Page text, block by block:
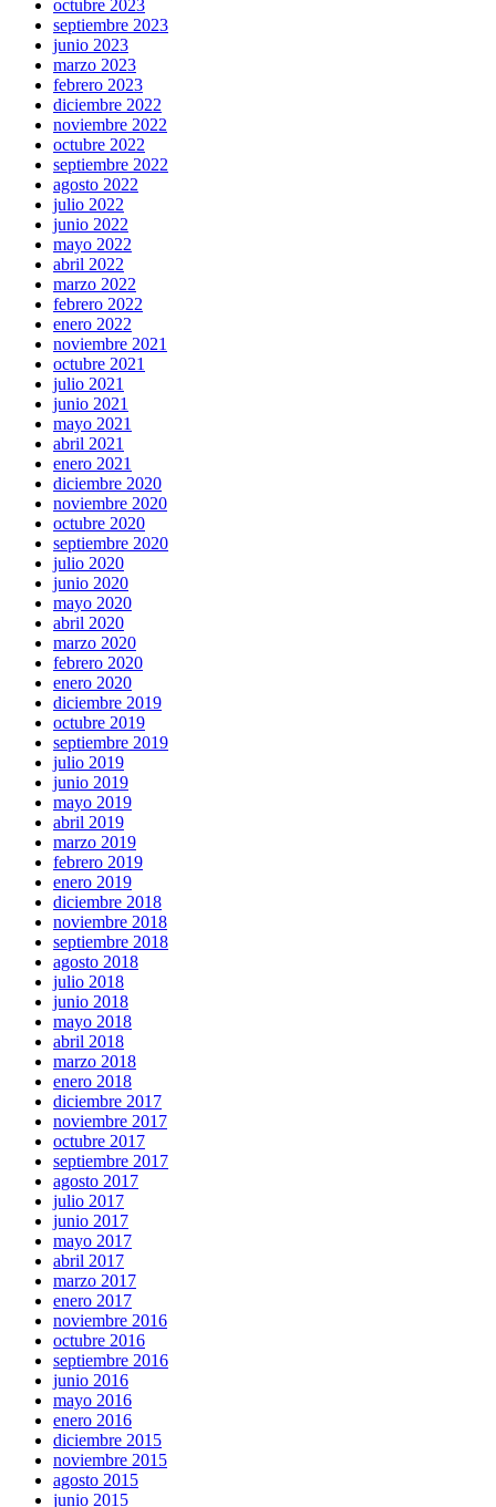
octubre 2023
septiembre 2023
junio 2023
marzo 2023
febrero 2023
diciembre 2022
noviembre 2022
octubre 2022
septiembre 2022
agosto 2022
julio 2022
junio 2022
mayo 2022
abril 2022
marzo 2022
febrero 2022
enero 2022
noviembre 2021
octubre 2021
julio 2021
junio 2021
mayo 2021
abril 2021
enero 2021
diciembre 2020
noviembre 2020
octubre 2020
septiembre 2020
julio 2020
junio 2020
mayo 2020
abril 2020
marzo 2020
febrero 2020
enero 2020
diciembre 2019
octubre 2019
septiembre 2019
julio 2019
junio 2019
mayo 2019
abril 2019
marzo 2019
febrero 2019
enero 2019
diciembre 2018
noviembre 2018
septiembre 2018
agosto 2018
julio 2018
junio 2018
mayo 2018
abril 2018
marzo 2018
enero 2018
diciembre 2017
noviembre 2017
octubre 2017
septiembre 2017
agosto 2017
julio 2017
junio 2017
mayo 2017
abril 2017
marzo 2017
enero 2017
noviembre 2016
octubre 2016
septiembre 2016
junio 2016
mayo 2016
enero 2016
diciembre 2015
noviembre 2015
agosto 2015
junio 2015